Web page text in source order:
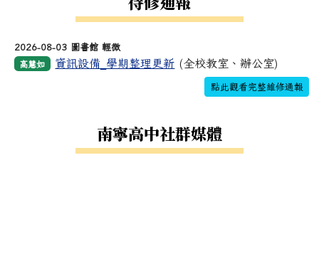
2026-08-03 圖書館 輕微
高慧如 資訊設備_學期整理更新 (全校教室、辦公室)
點此觀看完整維修通報
南寧高中社群媒體